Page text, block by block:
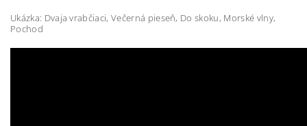
Ukázka: Dvaja vrabčiaci, Večerná pieseň, Do skoku, Morské vlny,
Pochod